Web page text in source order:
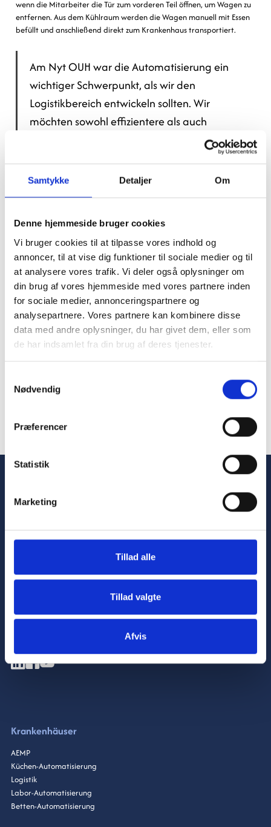
Samtykke Detaljer Om
Denne hjemmeside bruger cookies
Vi bruger cookies til at tilpasse vores indhold og
annoncer, til at vise dig funktioner til sociale medier og til
at analysere vores trafik. Vi deler også oplysninger om
din brug af vores hjemmeside med vores partnere inden
for sociale medier, annonceringspartnere og
analysepartnere. Vores partnere kan kombinere disse
data med andre oplysninger, du har givet dem, eller som
de har indsamlet fra din brug af deres tjenester.
Nødvendig
Præferencer
Statistik
Marketing
Tillad alle
Tillad valgte
Afvis
wenn die Mitarbeiter die Tür zum vorderen Teil öffnen, um Wagen zu
entfernen. Aus dem Kühlraum werden die Wagen manuell mit Essen
befüllt und anschließend direkt zum Krankenhaus transportiert.
Am Nyt OUH war die Automatisierung ein
wichtiger Schwerpunkt, als wir den
Logistikbereich entwickeln sollten. Wir
möchten sowohl effizientere als auch
beispielsweise in der Küche einen Großteil
des manuellen Transports von Speisewagen
Wagen nicht mehr durch den heißen
Spülbereich und direkt in den Kühlbereich
schieben müssen. Ebenso haben wir einen
Roboter, der die verschmutzten
Speisewagen entleert. Das sorgt für ein
besseres Arbeitsumfeld, senkt den
Energieverbrauch und setzt Arbeitskräfte für
andere Aufgaben frei.
Poul Køstner, Projektberater für die Projektorganisation am Nyt OUH
Verbesserung
innovativeundnachhaltige Automatisierung
Newsletter abonnieren
Krankenhäuser
AEMP
Küchen-Automatisierung
Logistik
Labor-Automatisierung
Betten-Automatisierung